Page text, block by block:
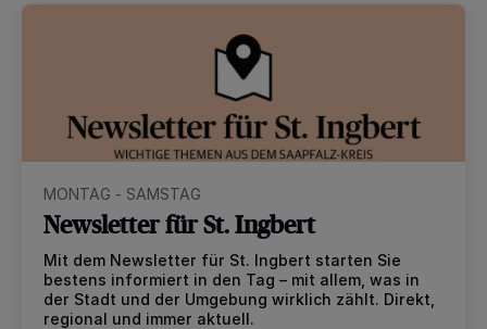
MONTAG - SAMSTAG
Newsletter für St. Ingbert
Mit dem Newsletter für St. Ingbert starten Sie
bestens informiert in den Tag – mit allem, was in
der Stadt und der Umgebung wirklich zählt. Direkt,
regional und immer aktuell.